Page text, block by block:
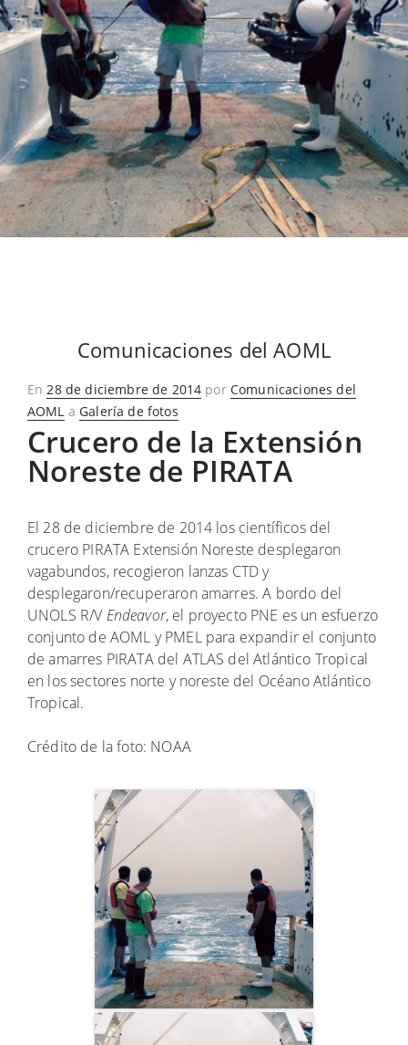
Comunicaciones del AOML
En Publicado
en
28 de diciembre de 2014 por Comunicaciones del
AOML aGalería de fotos
Crucero de la Extensión
Noreste de PIRATA
El 28 de diciembre de 2014 los científicos del
crucero PIRATA Extensión Noreste desplegaron
vagabundos, recogieron lanzas CTD y
desplegaron/recuperaron amarres. A bordo del
UNOLS R/V Endeavor, el proyecto PNE es un esfuerzo
conjunto de AOML y PMEL para expandir el conjunto
de amarres PIRATA del ATLAS del Atlántico Tropical
en los sectores norte y noreste del Océano Atlántico
Tropical.
Crédito de la foto: NOAA